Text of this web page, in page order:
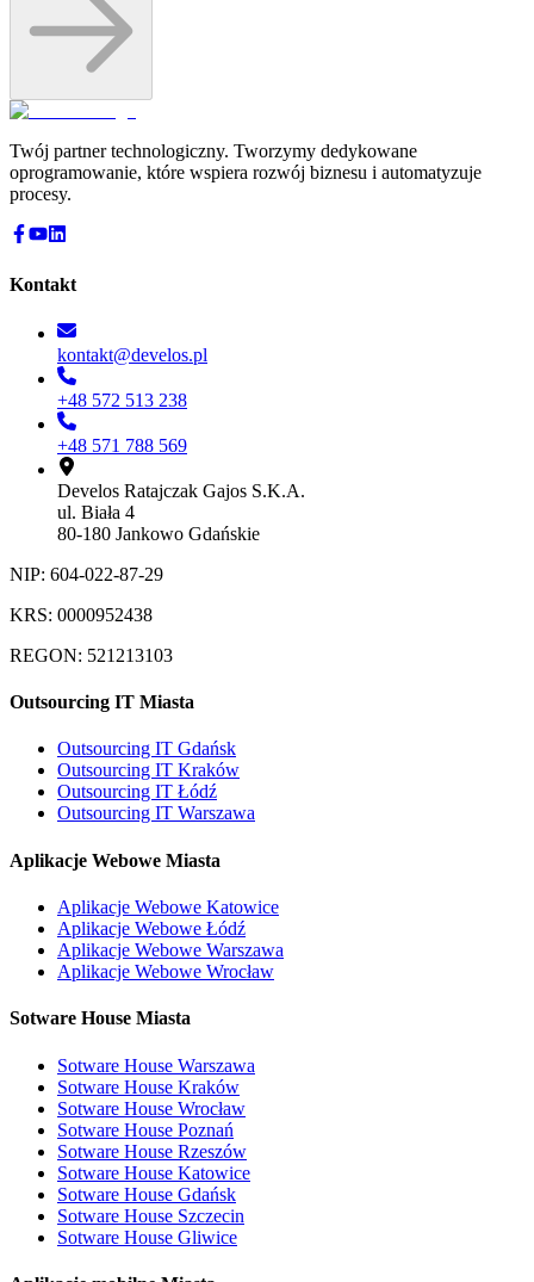
Twój partner technologiczny. Tworzymy dedykowane
oprogramowanie, które wspiera rozwój biznesu i automatyzuje
procesy.
Kontakt
kontakt@develos.pl
+48 572 513 238
+48 571 788 569
Develos Ratajczak Gajos S.K.A.
ul. Biała 4
80-180 Jankowo Gdańskie
NIP: 604-022-87-29
KRS: 0000952438
REGON: 521213103
Outsourcing IT Miasta
Outsourcing IT Gdańsk
Outsourcing IT Kraków
Outsourcing IT Łódź
Outsourcing IT Warszawa
Aplikacje Webowe Miasta
Aplikacje Webowe Katowice
Aplikacje Webowe Łódź
Aplikacje Webowe Warszawa
Aplikacje Webowe Wrocław
Sotware House Miasta
Sotware House Warszawa
Sotware House Kraków
Sotware House Wrocław
Sotware House Poznań
Sotware House Rzeszów
Sotware House Katowice
Sotware House Gdańsk
Sotware House Szczecin
Sotware House Gliwice